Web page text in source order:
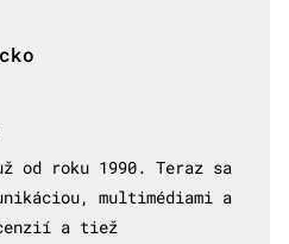
od roku 1990. Teraz sa
multimédiami a
a tiež